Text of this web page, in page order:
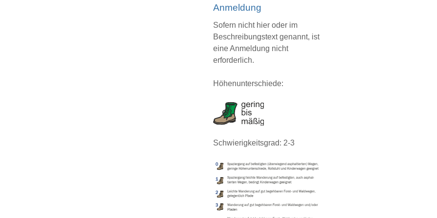
Anmeldung
Sofern nicht hier oder im
Beschreibungstext genannt, ist
eine Anmeldung nicht
erforderlich.
Höhenunterschiede:
Schwierigkeitsgrad: 2-3